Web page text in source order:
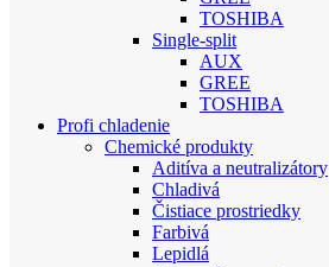
TOSHIBA
Single-split
AUX
GREE
TOSHIBA
Profi chladenie
Chemické produkty
Aditíva a neutralizátory
Chladivá
Čistiace prostriedky
Farbivá
Lepidlá